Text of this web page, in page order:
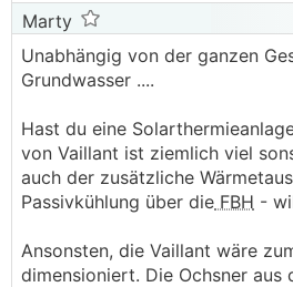
Marty
Unabhängig von der ganzen
Grundwasser ....
Hast du eine
von Vaillant ist ziemlich viel
auch der zusätzliche
Passivkühlung über die FBH -
Ansonsten, die Vaillant wäre
dimensioniert. Die Ochsner aus